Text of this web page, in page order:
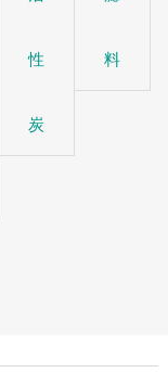
性
炭
料